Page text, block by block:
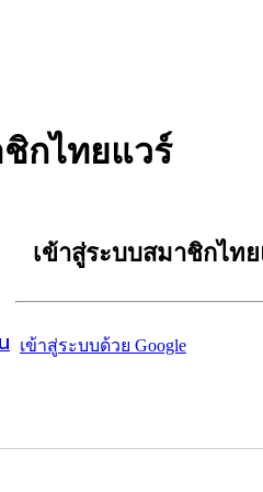
กไทยแวร์
เข้าสู่ระบบสมาชิกไท
เข้าสู่ระบบด้วย Google